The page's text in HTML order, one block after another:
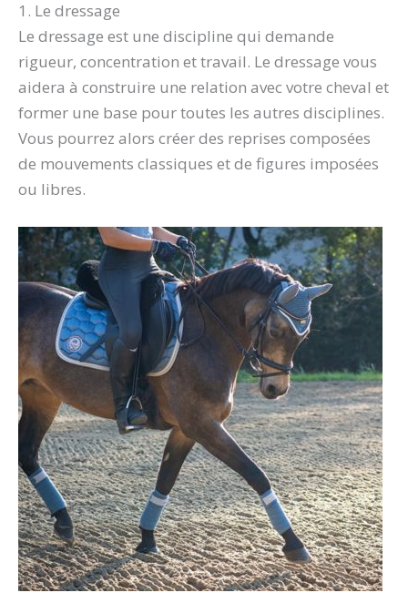
1. Le dressage
Le dressage est une discipline qui demande
rigueur, concentration et travail. Le dressage vous
aidera à construire une relation avec votre cheval et
former une base pour toutes les autres disciplines.
Vous pourrez alors créer des reprises composées
de mouvements classiques et de figures imposées
ou libres.